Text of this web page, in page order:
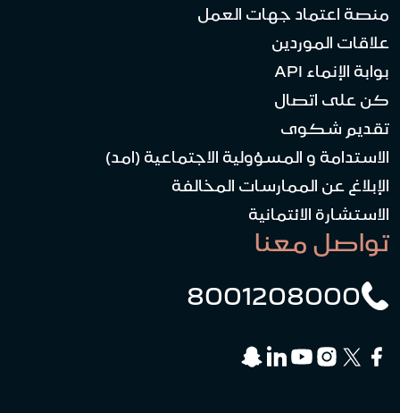
منصة اعتماد جهات العمل
علاقات الموردين
بوابة الإنماء API
كن على اتصال
تقديم شكوى
الاستدامة و المسؤولية الاجتماعية (امد)
الإبلاغ عن الممارسات المخالفة
الاستشارة الائتمانية
تواصل معنا
8001208000